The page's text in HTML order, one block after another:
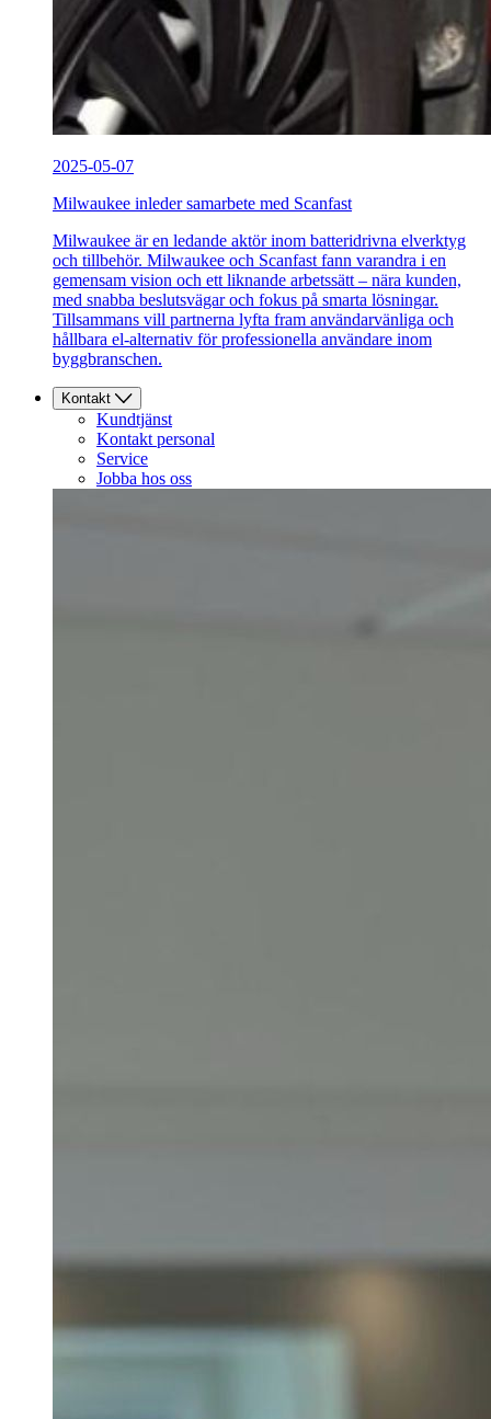
2025-05-07
Milwaukee inleder samarbete med Scanfast
Milwaukee är en ledande aktör inom batteridrivna elverktyg
och tillbehör. Milwaukee och Scanfast fann varandra i en
gemensam vision och ett liknande arbetssätt – nära kunden,
med snabba beslutsvägar och fokus på smarta lösningar.
Tillsammans vill partnerna lyfta fram användarvänliga och
hållbara el-alternativ för professionella användare inom
byggbranschen.
Kontakt
Kundtjänst
Kontakt personal
Service
Jobba hos oss